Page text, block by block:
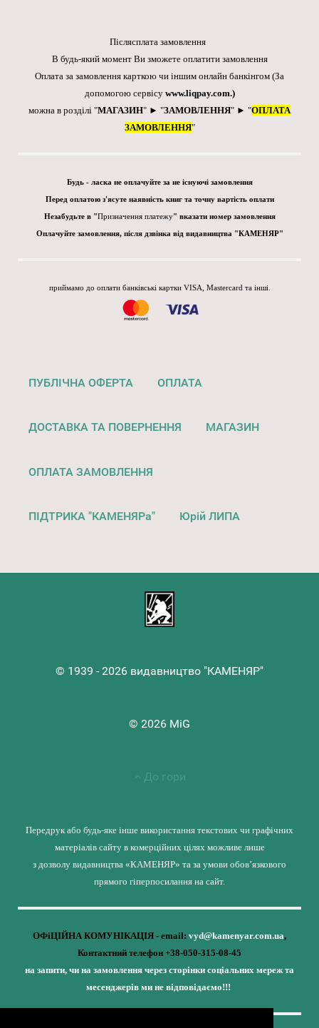
Післясплата замовлення
В будь-який момент Ви зможете оплатити замовлення
Оплата за замовлення карткою чи іншим онлайн банкінгом (За
допомогою сервісу www.liqpay.com.)
можна в розділі "МАГАЗИН" ► "ЗАМОВЛЕННЯ" ► "ОПЛАТА
ЗАМОВЛЕННЯ"
Будь - ласка не оплачуйте за не існуючі замовлення
Перед оплатою з'ясуте наявність книг та точну вартість оплати
Незабудьте в "Призначення платежу" вказати номер замовлення
Оплачуйте замовлення, після дзвінка від видавництва "КАМЕНЯР"
приймамо до оплати банківські картки VISA, Mastercard та інші.
ПУБЛІЧНА ОФЕРТА ОПЛАТА
ДОСТАВКА ТА ПОВЕРНЕННЯ МАГАЗИН
ОПЛАТА ЗАМОВЛЕННЯ
ПІДТРИКА "КАМЕНЯРа" Юрій ЛИПА
© 1939 - 2026 видавництво "КАМЕНЯР"
© 2026 MiG
До гори
Передрук або будь-яке інше використання текстових чи графічних
матеріалів сайту в комерційних цілях можливе лише
з дозволу видавництва «КАМЕНЯР» та за умови обов’язкового
прямого гіперпосилання на сайт.
ОФіЦІЙНА КОМУНІКАЦІЯ - email: vyd@kamenyar.com.ua,
Контактний телефон +38-050-315-08-45
на запити, чи на замовлення через сторінки соціальних мереж та
месенджерів ми не відповідаємо!!!